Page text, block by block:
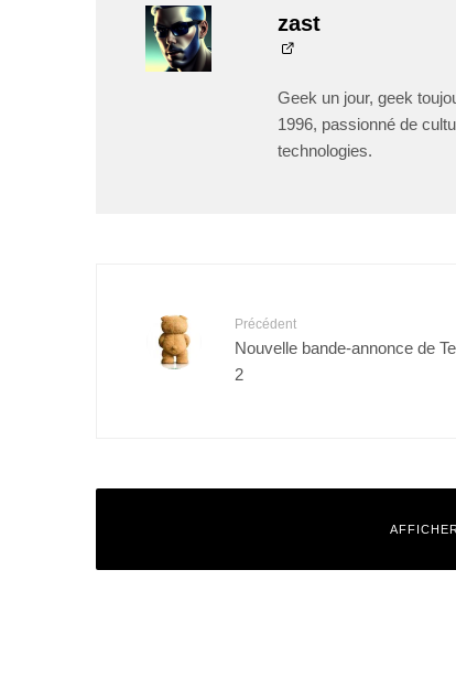
zast
Geek un jour, geek
1996, passionné de
technologies.
Précédent
Nouvelle bande-annonce de
2